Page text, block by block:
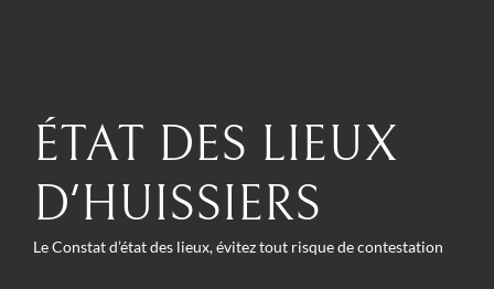
ÉTAT DES LIEUX
D'HUISSIERS
Le Constat d’état des lieux, évitez tout risque de contestation